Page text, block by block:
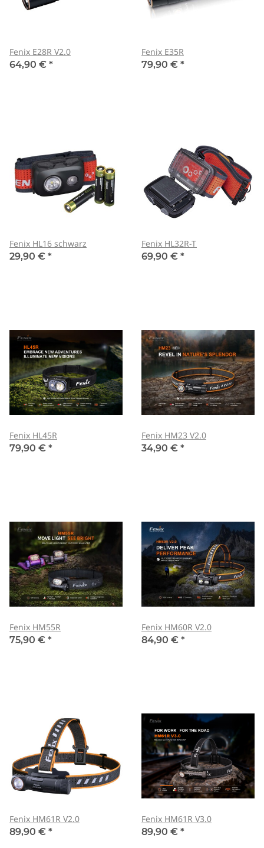
Fenix E28R V2.0
64,90 € *
Fenix E35R
79,90 € *
Fenix HL16 schwarz
29,90 € *
Fenix HL32R-T
69,90 € *
Fenix HL45R
79,90 € *
Fenix HM23 V2.0
34,90 € *
Fenix HM55R
75,90 € *
Fenix HM60R V2.0
84,90 € *
Fenix HM61R V2.0
89,90 € *
Fenix HM61R V3.0
89,90 € *